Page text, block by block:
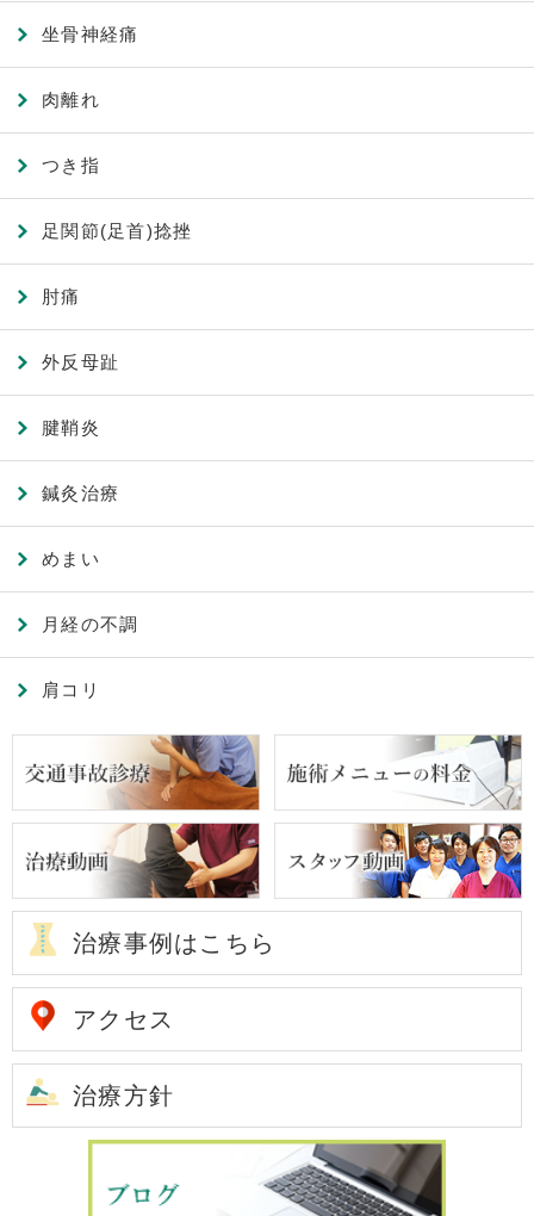
坐骨神経痛
肉離れ
つき指
足関節(足首)捻挫
肘痛
外反母趾
腱鞘炎
鍼灸治療
めまい
月経の不調
肩コリ
治療事例はこちら
アクセス
治療方針